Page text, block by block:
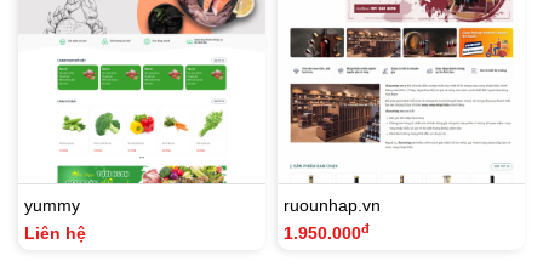
yummy
Liên hệ
ruounhap.vn
1.950.000đ